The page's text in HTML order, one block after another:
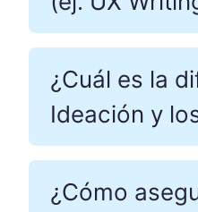
¿Cuál es la
Ideación y
¿Cómo